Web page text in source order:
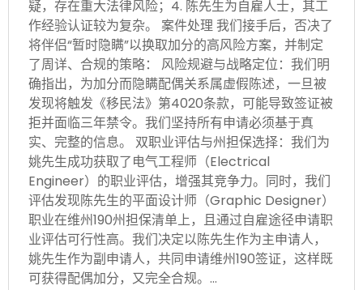
疑，存在重大法律风险；4. 陈先生为自雇人士，其工
作经验认证较为复杂。 案件处理 我们接手后，否决了
将伴侣“暂时隐瞒”以换取加分的高风险方案，并制定
了周详、合规的策略： 风险规避与战略定位：我们明
确指出，为加分而隐瞒配偶关系属虚假陈述，一旦被
发现将触发《移民法》第4020条款，可能导致签证被
拒并面临三年禁令。我们坚持所有申请必须基于真
实、完整的信息。 双职业评估与州担保选择：我们为
姚先生成功获取了电气工程师（Electrical
Engineer）的职业评估，增强其竞争力。同时，我们
评估发现陈先生的平面设计师（Graphic Designer）
职业在维州190州担保清单上，且通过自雇途径申请职
业评估可行性高。我们决定以陈先生作为主申请人，
姚先生作为副申请人，共同申请维州190签证，这样既
可获得配偶加分，又完全合规。…